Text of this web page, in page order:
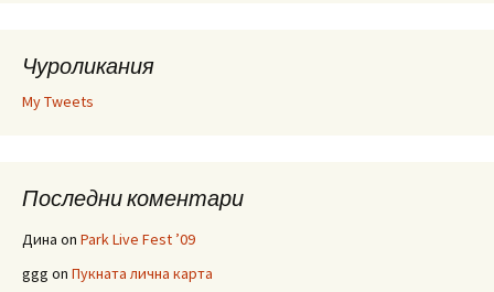
Чуроликания
My Tweets
Последни коментари
Дина on Park Live Fest ’09
ggg on Пукната лична карта